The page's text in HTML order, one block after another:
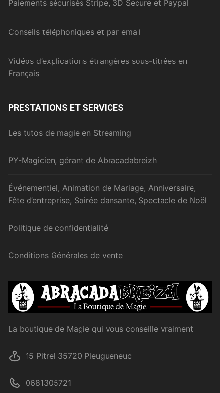
Paiements sécurisés Stripe, 3D Secure et Paypal
Conseils téléphoniques et par email
Vidéos d’explications étrangères sous-titrées en
Français
PRESTATIONS ET SERVICES
Les tutos de magie en Streaming
PY-Magicien, gérant de Abracadabreizh
Événementiel, Animation de Mariage, Anniversaire,
Fête d’entreprise, Soirée dansante, Spectacle de Noël
Politique de confidentialité
Conditions Générales de vente
La boutique de Magie qui vous conseille vraiment
15 Pitrel 35720 Pleugueneuc
0681305721